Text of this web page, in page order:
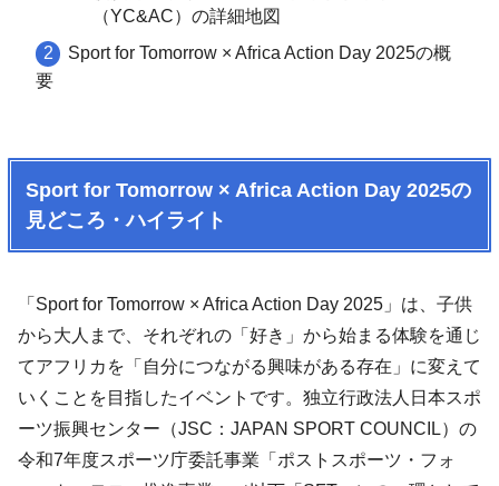
（YC&AC）の詳細地図
Sport for Tomorrow × Africa Action Day 2025の概
要
Sport for Tomorrow × Africa Action Day 2025の
見どころ・ハイライト
「Sport for Tomorrow × Africa Action Day 2025」は、子供
から大人まで、それぞれの「好き」から始まる体験を通じ
てアフリカを「自分につながる興味がある存在」に変えて
いくことを目指したイベントです。独立行政法人日本スポ
ーツ振興センター（JSC：JAPAN SPORT COUNCIL）の
令和7年度スポーツ庁委託事業「ポストスポーツ・フォ